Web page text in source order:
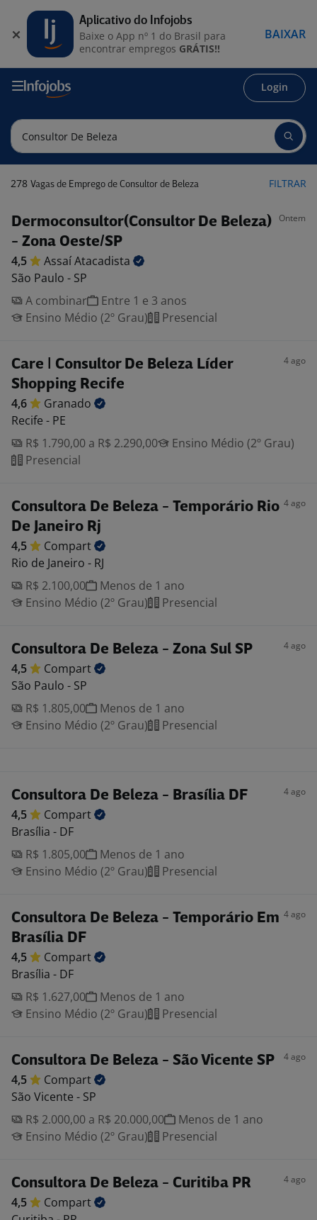
Login
278 Vagas de Emprego de Consultor de Beleza FILTRAR
Dermoconsultor(Consultor De Beleza)
- Zona Oeste/SP
Ontem
4,5 AssaíAtacadista
São Paulo - SP
A combinar
Entre 1 e 3 anos
Ensino Médio (2º Grau)
Presencial
Care | Consultor De Beleza Líder
Shopping Recife
4 ago
4,6
Granado
Recife - PE
R$ 1.790,00 a R$ 2.290,00
Ensino Médio (2º Grau)
Presencial
Consultora De Beleza - Temporário Rio
De Janeiro Rj
4 ago
4,5
Compart
Rio de Janeiro - RJ
R$ 2.100,00
Menos de 1 ano
Ensino Médio (2º Grau)
Presencial
Consultora De Beleza - Zona Sul SP 4 ago
4,5
Compart
São Paulo - SP
R$ 1.805,00
Menos de 1 ano
Ensino Médio (2º Grau)
Presencial
Consultora De Beleza - Brasília DF 4 ago
4,5
Compart
Brasília - DF
R$ 1.805,00
Menos de 1 ano
Ensino Médio (2º Grau)
Presencial
Consultora De Beleza - Temporário Em
Brasília DF
4 ago
4,5
Compart
Brasília - DF
R$ 1.627,00
Menos de 1 ano
Ensino Médio (2º Grau)
Presencial
Consultora De Beleza - São Vicente SP 4 ago
4,5
Compart
São Vicente - SP
R$ 2.000,00 a R$ 20.000,00
Menos de 1 ano
Ensino Médio (2º Grau)
Presencial
Consultora De Beleza - Curitiba PR 4 ago
4,5
Compart
Aplicativo do Infojobs
Baixe o App nº 1 do Brasil para
encontrar empregos GRÁTIS!!
BAIXAR